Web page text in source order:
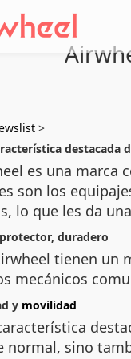
>
destacada
es una marca
son los
lo que les da
duradero
tienen un
mecánicos
y movilidad
normal, sino